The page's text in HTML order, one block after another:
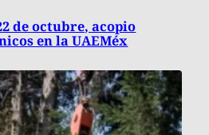
de octubre, acopio
en la UAEMéx